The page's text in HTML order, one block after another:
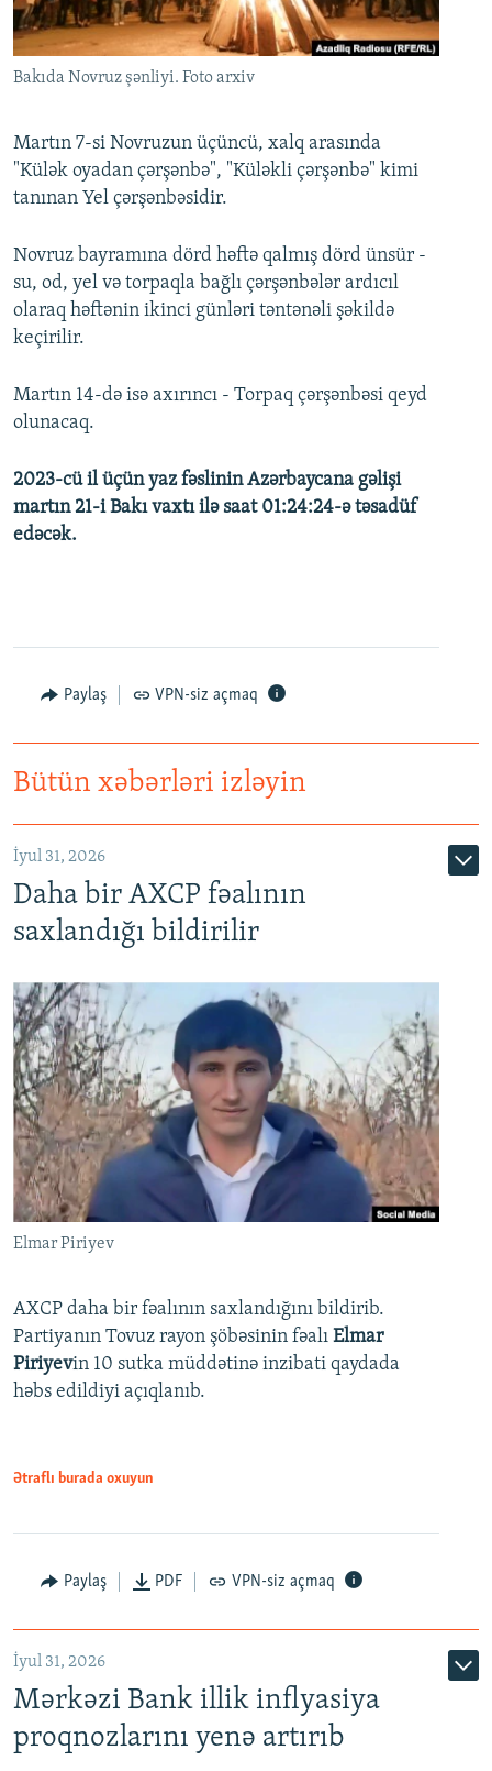
İNFOQRAFIKA
KARIKATURA
AZƏRBAYCAN ƏDƏBIYYATI KITABXANASI
İSLAM VƏ DEMOKRATIYA
MISSIYAMIZ
PEŞƏ ETIKASI VƏ JURNALISTIKA STANDARTLARIMIZ
AZADLIQRADIOSU MOBIL TELEFONUNUZDA
BIZIMLƏ ƏLAQƏ
BIZI IZLƏ
RFE/RL-in bütün saytları
Bakıda Novruz şənliyi. Foto arxiv
Martın 7-si Novruzun üçüncü, xalq arasında
"Külək oyadan çərşənbə", "Küləkli çərşənbə" kimi
tanınan Yel çərşənbəsidir.
Novruz bayramına dörd həftə qalmış dörd ünsür -
su, od, yel və torpaqla bağlı çərşənbələr ardıcıl
olaraq həftənin ikinci günləri təntənəli şəkildə
keçirilir.
Martın 14-də isə axırıncı - Torpaq çərşənbəsi qeyd
olunacaq.
2023-cü il üçün yaz fəslinin Azərbaycana gəlişi
martın 21-i Bakı vaxtı ilə saat 01:24:24-ə təsadüf
edəcək.
Paylaş VPN-siz açmaq
Bütün xəbərləri izləyin
İyul 31, 2026
Daha bir AXCP fəalının
saxlandığı bildirilir
Elmar Piriyev
AXCP daha bir fəalının saxlandığını bildirib.
Partiyanın Tovuz rayon şöbəsinin fəalı Elmar
Piriyevin 10 sutka müddətinə inzibati qaydada
həbs edildiyi açıqlanıb.
Ətraflı burada oxuyun
Paylaş PDF VPN-siz açmaq
İyul 31, 2026
Mərkəzi Bank illik inflyasiya
proqnozlarını yenə artırıb